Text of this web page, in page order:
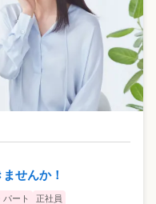
せんか！
パート
正社員